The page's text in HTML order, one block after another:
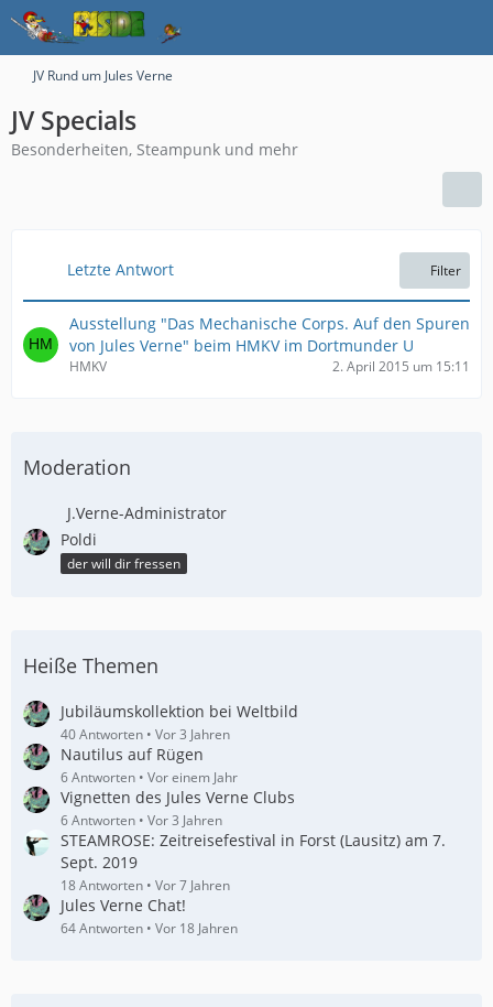
JV Rund um Jules Verne
JV Specials
Besonderheiten, Steampunk und mehr
Letzte Antwort Filter
Ausstellung "Das Mechanische Corps. Auf den Spuren
von Jules Verne" beim HMKV im Dortmunder U
HMKV 2. April 2015 um 15:11
Moderation
J.Verne-Administrator
Poldi
der will dir fressen
Heiße Themen
Jubiläumskollektion bei Weltbild
40 Antworten Vor 3 Jahren
Nautilus auf Rügen
6 Antworten Vor einem Jahr
Vignetten des Jules Verne Clubs
6 Antworten Vor 3 Jahren
STEAMROSE: Zeitreisefestival in Forst (Lausitz) am 7.
Sept. 2019
18 Antworten Vor 7 Jahren
Jules Verne Chat!
64 Antworten Vor 18 Jahren